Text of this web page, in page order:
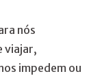
nós
viajar,
impedem ou